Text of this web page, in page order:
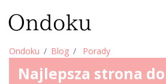
Ondoku Blog Porady
Najlepsza strona